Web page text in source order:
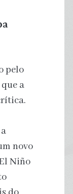
pelo
a
novo
Niño